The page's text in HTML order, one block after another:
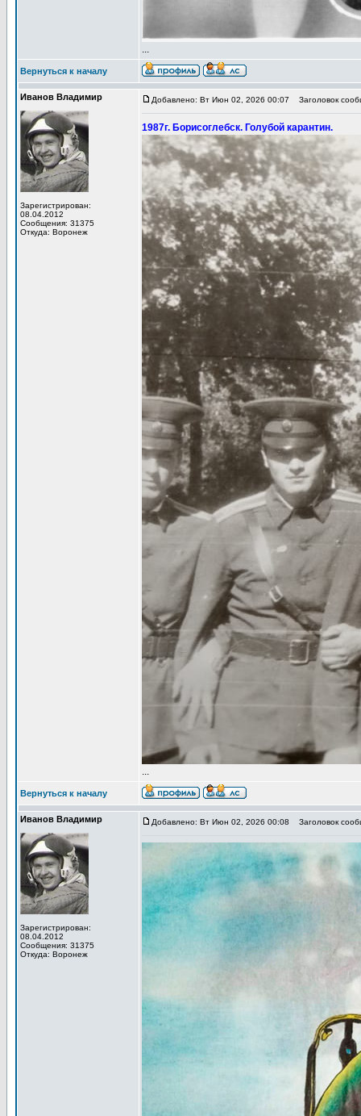
...
Вернуться к началу
Иванов Владимир
Зарегистрирован:
08.04.2012
Сообщения: 31375
Откуда: Воронеж
Добавлено: Вт Июн 02, 2026 00:07 Заголовок
1987г. Борисоглебск. Голубой карантин.
...
Вернуться к началу
Иванов Владимир
Зарегистрирован:
08.04.2012
Сообщения: 31375
Откуда: Воронеж
Добавлено: Вт Июн 02, 2026 00:08 Заголовок